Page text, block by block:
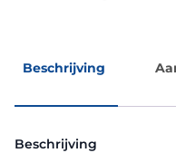
Beschrijving
Beschrijving